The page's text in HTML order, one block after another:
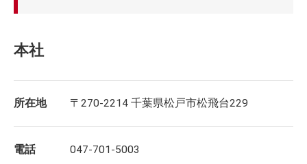
本社
所在地 〒270-2214 千葉県松戸市松飛台229
電話 047-701-5003